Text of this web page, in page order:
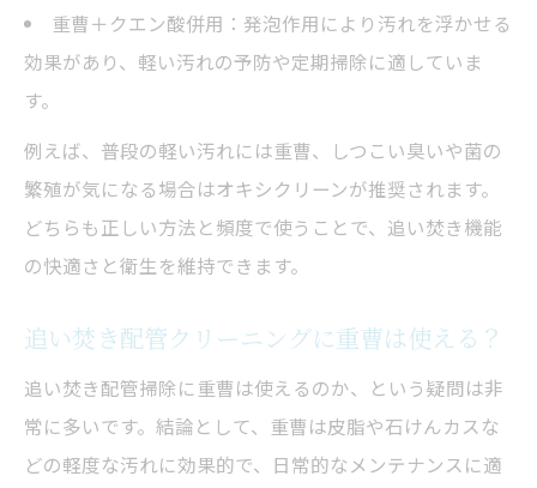
重曹＋クエン酸併用：発泡作用により汚れを浮かせる
効果があり、軽い汚れの予防や定期掃除に適していま
す。
例えば、普段の軽い汚れには重曹、しつこい臭いや菌の
繁殖が気になる場合はオキシクリーンが推奨されます。
どちらも正しい方法と頻度で使うことで、追い焚き機能
の快適さと衛生を維持できます。
追い焚き配管クリーニングに重曹は使える？
追い焚き配管掃除に重曹は使えるのか、という疑問は非
常に多いです。結論として、重曹は皮脂や石けんカスな
どの軽度な汚れに効果的で、日常的なメンテナンスに適